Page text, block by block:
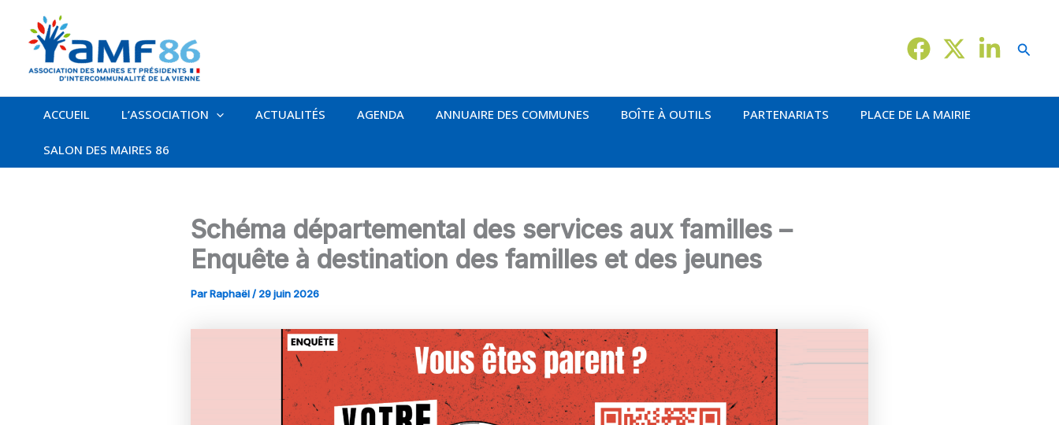
contenu
ACCUEIL L’ASSOCIATION ACTUALITÉS AGENDA ANNUAIRE DES COMMUNES BOÎTE À OUTILS PARTENARIATS PLACE DE LA MAIRIE
SALON DES MAIRES 86
Schéma départemental des services aux familles –
Enquête à destination des familles et des jeunes
ParRaphaël/ 29 juin 2026